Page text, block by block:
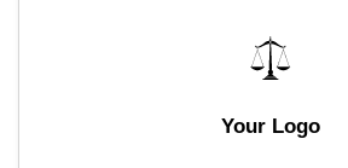
Your Logo